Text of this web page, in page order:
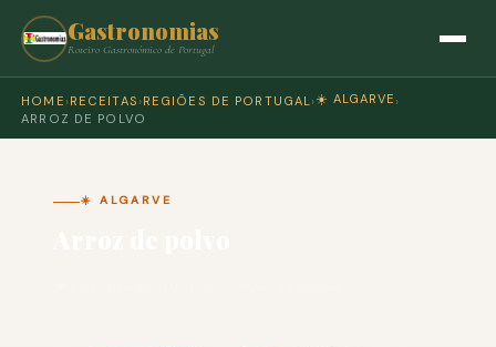
Gastronomias
Roteiro Gastronómico de Portugal
HOME › RECEITAS › REGIÕES DE PORTUGAL › ☀️ ALGARVE ›
ARROZ DE POLVO
☀️ ALGARVE